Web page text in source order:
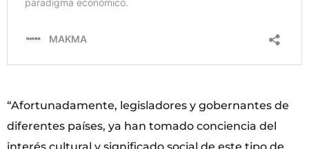
“Afortunadamente, legisladores y gobernantes de
diferentes países, ya han tomado conciencia del